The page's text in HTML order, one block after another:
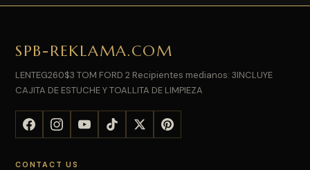
SPB-REKLAMA.COM
LENTEG260$3 TOM FORD 2 Recipientes medianos: 3INCLUYE
CAJITA DE ESTUCHE Y TOALLITA DE LIMPIEZA
CONTACT US